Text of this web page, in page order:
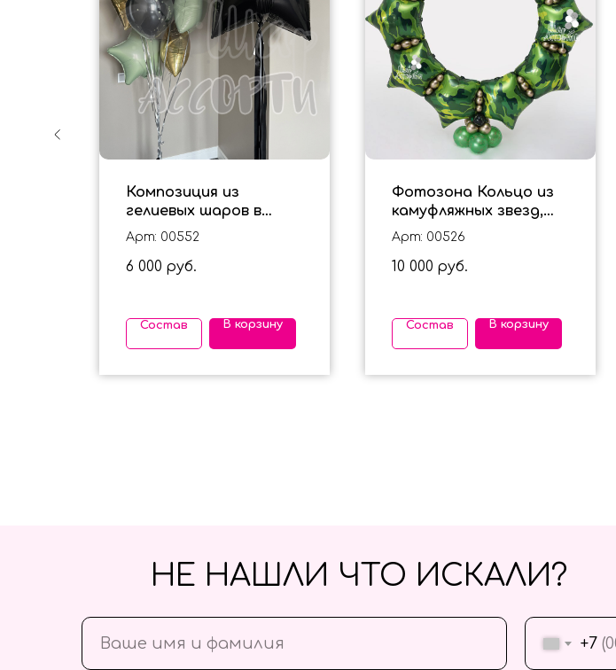
Композиция из
гелиевых шаров в
черном цвете для
мальчика
Арт: 00552
6 000 руб.
Состав В корзину
Фотозона Кольцо из
камуфляжных звезд,
вариант 1
Арт: 00526
10 000 руб.
Состав В корзину
+7
НЕ НАШЛИ ЧТО ИСКАЛИ?